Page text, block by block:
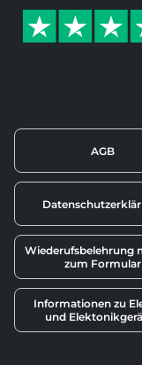
AGB
Wiederufsbelehrung
zum Formular
Informationen zu
und